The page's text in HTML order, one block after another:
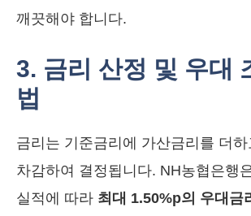
깨끗해야 합니다.
3. 금리 산정 및 우대
법
금리는 기준금리에 가산금리를 더
차감하여 결정됩니다. NH농협은행
실적에 따라 최대 1.50%p의 우대금